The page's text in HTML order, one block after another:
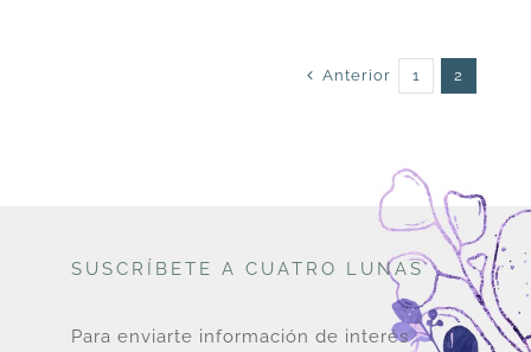
Anterior 1 2
SUSCRÍBETE A CUATRO LUNAS
Para enviarte información de interés